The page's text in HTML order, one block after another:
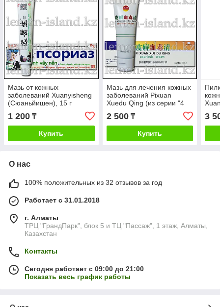
Мазь от кожных
заболеваний Xuanyisheng
(Сюаньйишен), 15 г
1 200 ₸
Купить
Мазь для лечения кожных
заболеваний Pixuan
Xuedu Qing (из серии "4
баночки")
2 500₸
Купить
3
О нас
100% положительных из 32 отзывов за год
Работает с 31.01.2018
г. Алматы
ТРЦ "ГрандПарк", блок 5 и ТЦ "Пассаж", 1 этаж, Алматы,
Казахстан
Контакты
Сегодня работает с 09:00 до 21:00
Показать весь график работы